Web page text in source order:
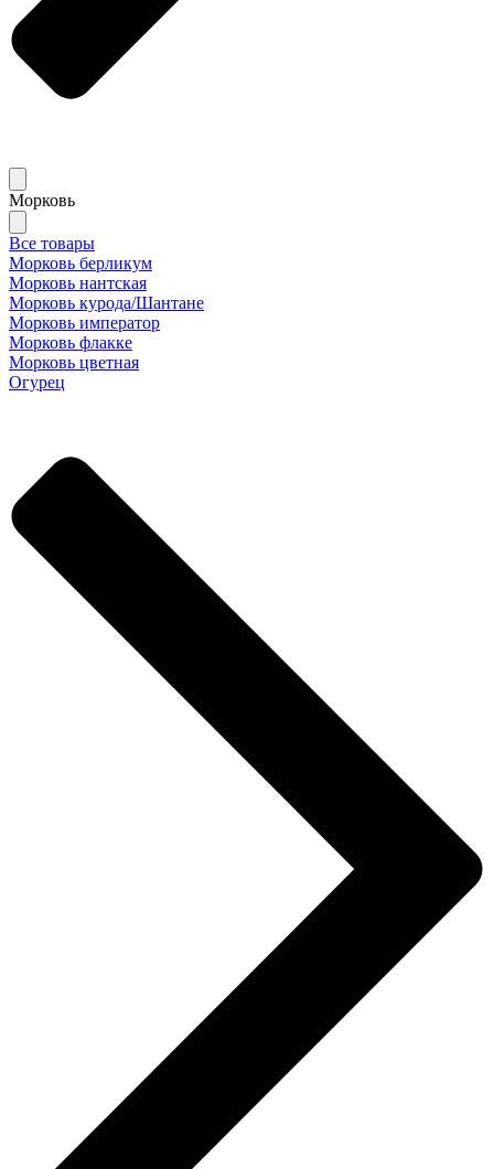
Морковь
Все товары
Морковь берликум
Морковь нантская
Морковь курода/Шантане
Морковь император
Морковь флакке
Морковь цветная
Огурец